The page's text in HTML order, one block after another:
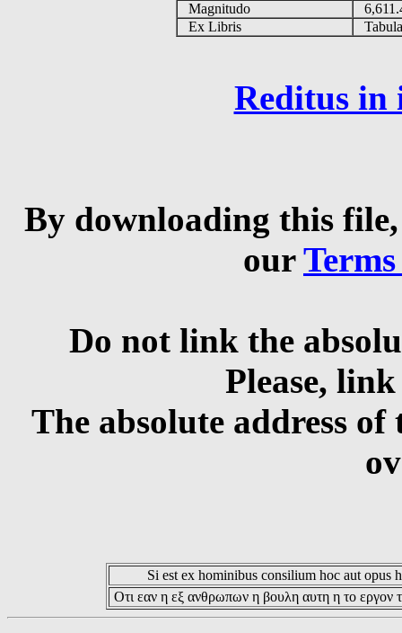
Magnitudo
Ex Libris
Reditus in
By downloading this
our
Do not link the
Please,
The absolute address
Si est ex hominibus consilium hoc aut opus
Οτι εαν η εξ ανθρωπων η βουλη αυτη η το εργον